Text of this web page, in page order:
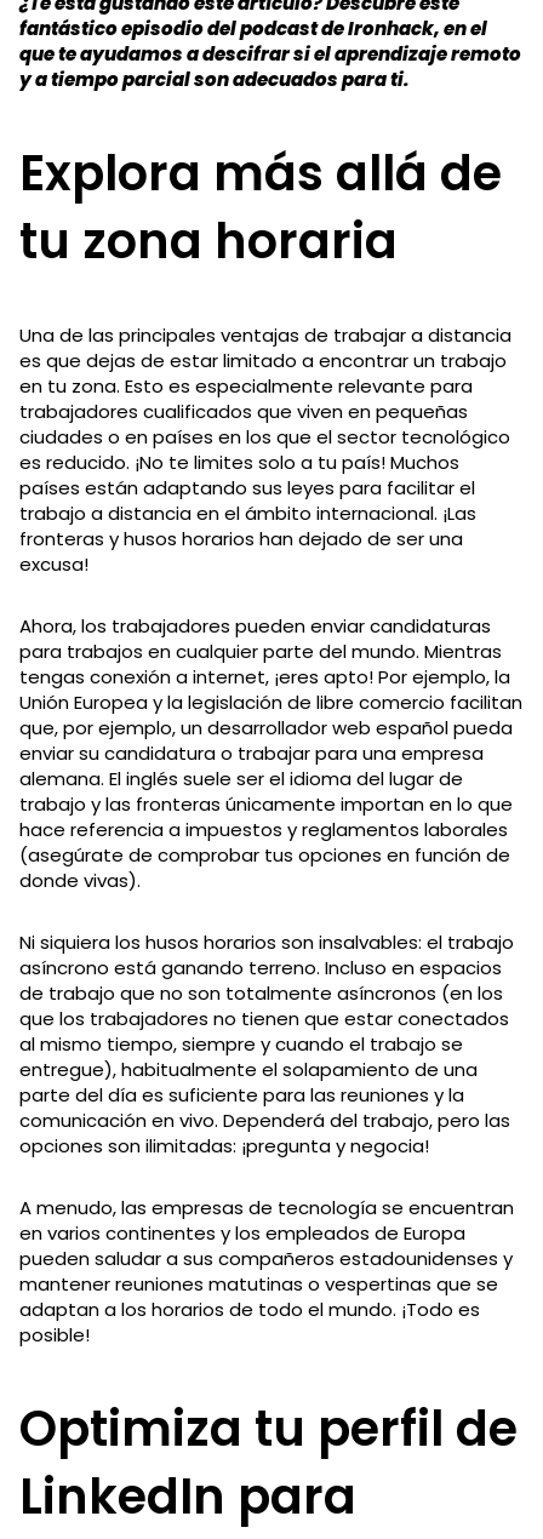
fantástico episodio del podcast de Ironhack, en el
que te ayudamos a descifrar si el aprendizaje remoto
y a tiempo parcial son adecuados para ti.
Explora más allá de
tu zona horaria
Una de las principales ventajas de trabajar a distancia
es que dejas de estar limitado a encontrar un trabajo
en tu zona. Esto es especialmente relevante para
trabajadores cualificados que viven en pequeñas
ciudades o en países en los que el sector tecnológico
es reducido. ¡No te limites solo a tu país! Muchos
países están adaptando sus leyes para facilitar el
trabajo a distancia en el ámbito internacional. ¡Las
fronteras y husos horarios han dejado de ser una
excusa!
Ahora, los trabajadores pueden enviar candidaturas
para trabajos en cualquier parte del mundo. Mientras
tengas conexión a internet, ¡eres apto! Por ejemplo, la
Unión Europea y la legislación de libre comercio facilitan
que, por ejemplo, un desarrollador web español pueda
enviar su candidatura o trabajar para una empresa
alemana. El inglés suele ser el idioma del lugar de
trabajo y las fronteras únicamente importan en lo que
hace referencia a impuestos y reglamentos laborales
(asegúrate de comprobar tus opciones en función de
donde vivas).
Ni siquiera los husos horarios son insalvables: el trabajo
asíncrono está ganando terreno. Incluso en espacios
de trabajo que no son totalmente asíncronos (en los
que los trabajadores no tienen que estar conectados
al mismo tiempo, siempre y cuando el trabajo se
entregue), habitualmente el solapamiento de una
parte del día es suficiente para las reuniones y la
comunicación en vivo. Dependerá del trabajo, pero las
opciones son ilimitadas: ¡pregunta y negocia!
A menudo, las empresas de tecnología se encuentran
en varios continentes y los empleados de Europa
pueden saludar a sus compañeros estadounidenses y
mantener reuniones matutinas o vespertinas que se
adaptan a los horarios de todo el mundo. ¡Todo es
posible!
Optimiza tu perfil de
LinkedIn para